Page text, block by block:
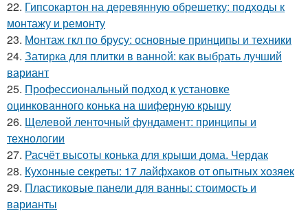
22. Гипсокартон на деревянную обрешетку: подходы к
монтажу и ремонту
23. Монтаж гкл по брусу: основные принципы и техники
24. Затирка для плитки в ванной: как выбрать лучший
вариант
25. Профессиональный подход к установке
оцинкованного конька на шиферную крышу
26. Щелевой ленточный фундамент: принципы и
технологии
27. Расчёт высоты конька для крыши дома. Чердак
28. Кухонные секреты: 17 лайфхаков от опытных хозяек
29. Пластиковые панели для ванны: стоимость и
варианты